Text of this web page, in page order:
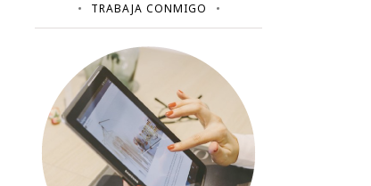
TRABAJA CONMIGO